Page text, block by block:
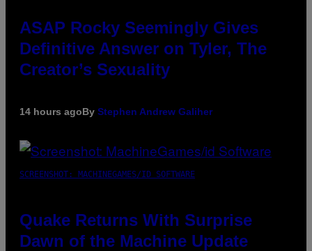
ASAP Rocky Seemingly Gives
Definitive Answer on Tyler, The
Creator’s Sexuality
14 hours agoBy Stephen Andrew Galiher
SCREENSHOT: MACHINEGAMES/ID SOFTWARE
Quake Returns With Surprise
Dawn of the Machine Update